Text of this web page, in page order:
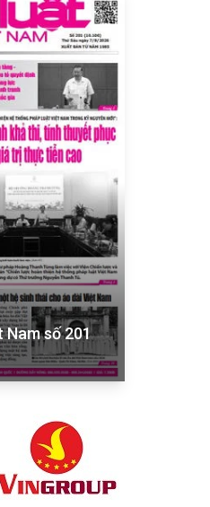
Nam số 201